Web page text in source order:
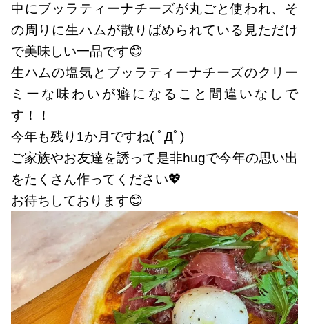
中にブッラティーナチーズが丸ごと使われ、そ
の周りに生ハムが散りばめられている見ただけ
で美味しい一品です😊
生ハムの塩気とブッラティーナチーズのクリー
ミーな味わいが癖になること間違いなしで
す！！
今年も残り1か月ですね( ﾟДﾟ)
ご家族やお友達を誘って是非hugで今年の思い出
をたくさん作ってください💖
お待ちしております😊